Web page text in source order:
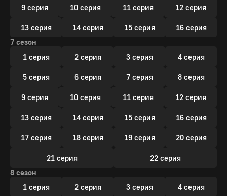
9 серия 10 серия 11 серия 12 серия
13 серия 14 серия 15 серия
16 серия
7 сезон
1 серия
2 серия 3 серия 4 серия
5 серия 6 серия 7 серия 8 серия
9 серия 10 серия 11 серия 12 серия
13 серия 14 серия 15 серия 16 серия
17 серия 18 серия 19 серия 20 серия
21 серия
22 серия
8 сезон
1 серия
2 серия 3 серия 4 серия